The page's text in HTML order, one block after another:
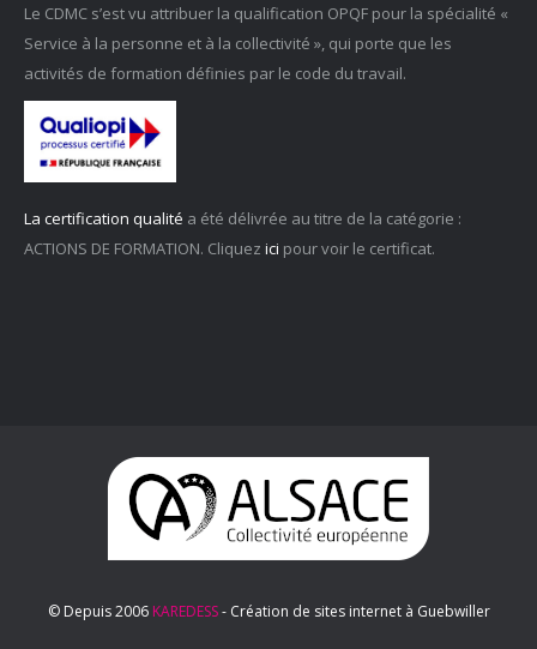
Le CDMC s’est vu attribuer la qualification OPQF pour la spécialité «
Service à la personne et à la collectivité », qui porte que les
activités de formation définies par le code du travail.
La certification qualité a été délivrée au titre de la catégorie :
ACTIONS DE FORMATION. Cliquez ici pour voir le certificat.
© Depuis 2006KAREDESS- Création de sites internet à Guebwiller